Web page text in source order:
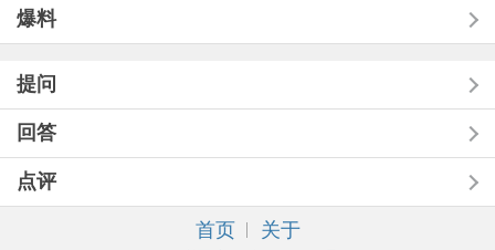
爆料
提问
回答
点评
首页 关于